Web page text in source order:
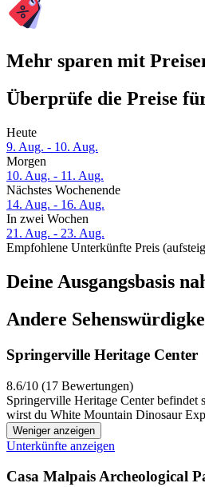
Mehr sparen mit
Überprüfe die Preise
Heute
9. Aug. - 10. Aug.
Morgen
10. Aug. - 11. Aug.
Nächstes Wochenende
14. Aug. - 16. Aug.
In zwei Wochen
21. Aug. - 23. Aug.
Empfohlene Unterkünfte Preis
Deine Ausgangsbasis
Andere
Springerville Heritage Center
8.6/10 (17 Bewertungen)
Springerville Heritage Center befindet
wirst du White Mountain Dinosaur
Weniger anzeigen
Unterkünfte anzeigen
Casa Malpais Archeological